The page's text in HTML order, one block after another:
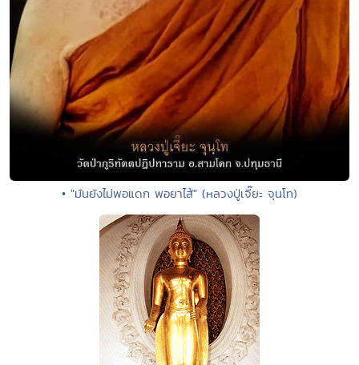
• "มันยังไม่พอแดก พอยาไส้" (หลวงปู่เจี๊ยะ จุนโท)